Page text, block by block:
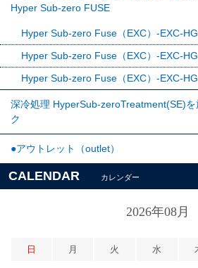
Hyper Sub-zero FUSE
Hyper Sub-zero Fuse（EXC）-EXC-
Hyper Sub-zero Fuse（EXC）-EXC-
Hyper Sub-zero Fuse（EXC）-EXC-
深冷処理 HyperSub-zeroTreatment(SE)
ク
●アウトレット（outlet）
CALENDAR カレンダー
2026年08月
日 月 火 水